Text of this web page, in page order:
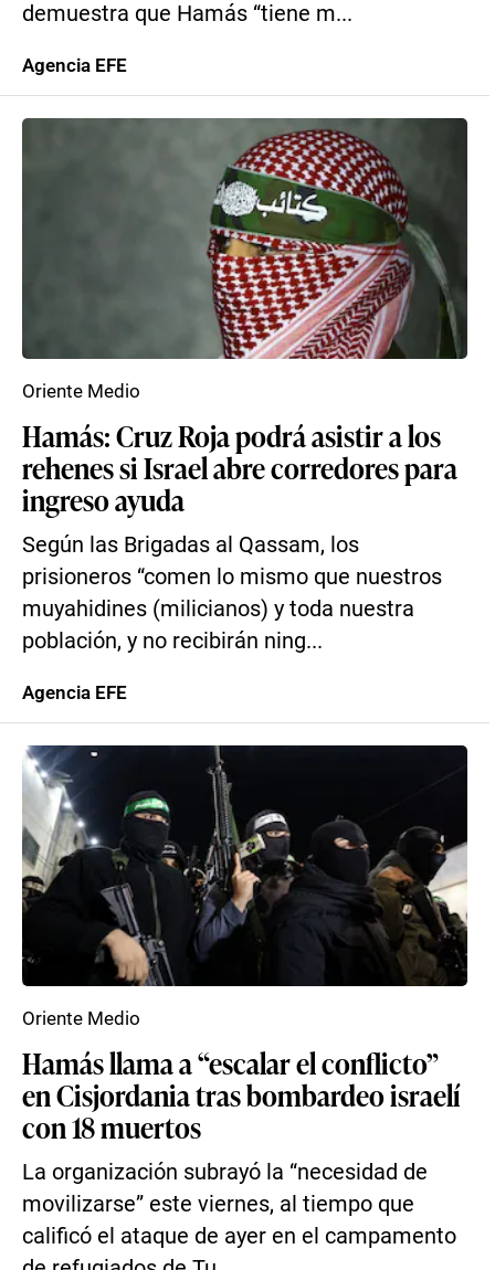
demuestra que Hamás “tiene m...
Agencia EFE
Hamás: Cruz Roja podrá asistir a los
rehenes si Israel abre corredores para
ingreso ayuda
Según las Brigadas al Qassam, los
prisioneros “comen lo mismo que nuestros
muyahidines (milicianos) y toda nuestra
población, y no recibirán ning...
Oriente Medio
Agencia EFE
Hamás llama a “escalar el conflicto”
en Cisjordania tras bombardeo israelí
con 18 muertos
La organización subrayó la “necesidad de
movilizarse” este viernes, al tiempo que
calificó el ataque de ayer en el campamento
Oriente Medio